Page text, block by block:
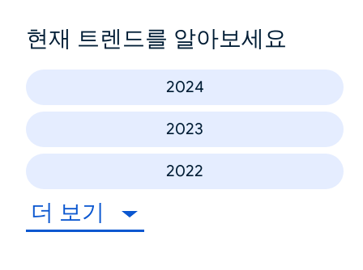
현재 트렌드를 알아보세요
2024
2023
2022
더 보기